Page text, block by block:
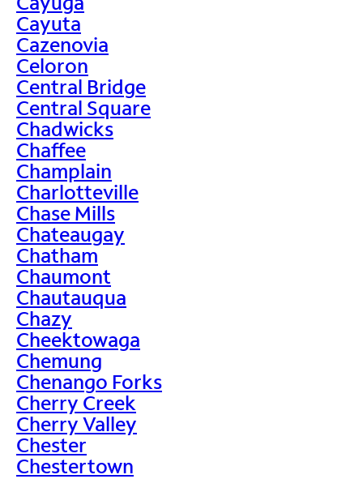
Cayuta
Cazenovia
Celoron
Central Bridge
Central Square
Chadwicks
Chaffee
Champlain
Charlotteville
Chase Mills
Chateaugay
Chatham
Chaumont
Chautauqua
Chazy
Cheektowaga
Chemung
Chenango Forks
Cherry Creek
Cherry Valley
Chester
Chestertown